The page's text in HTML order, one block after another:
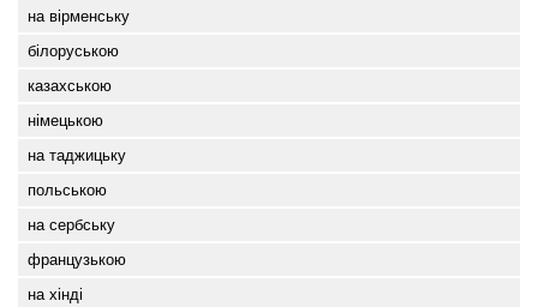
на вірменську
білоруською
казахською
німецькою
на таджицьку
польською
на сербську
французькою
на хінді